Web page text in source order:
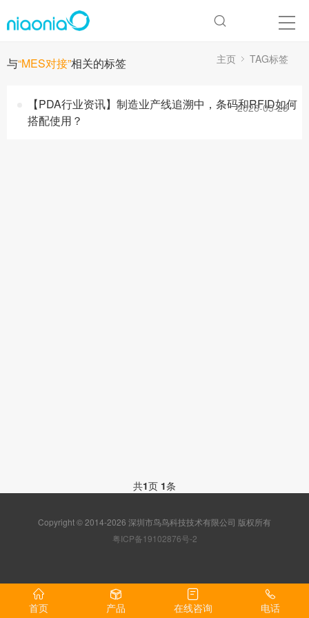
与“MES对接”相关的标签 主页 TAG标签
【PDA行业资讯】制造业产线追溯中，条码和RFID如何
搭配使用？
2026-05-28
共1页 1条
Copyright © 2014-2026 深圳市鸟鸟科技技术有限公司 版权所有
粤ICP备19102876号-2
首页 产品 在线咨询 电话